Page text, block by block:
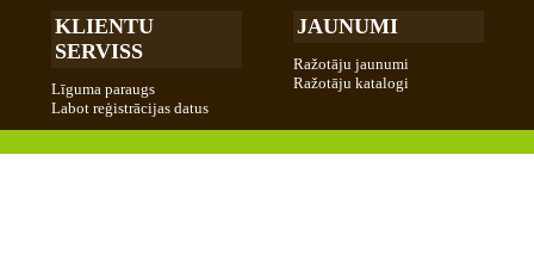
KLIENTU
SERVISS
Līguma paraugs
Labot reģistrācijas datus
JAUNUMI
Ražotāju jaunumi
Ražotāju katalogi